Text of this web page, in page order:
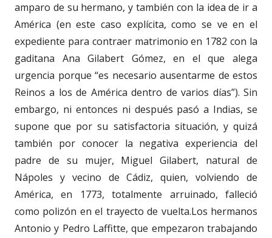
amparo de su hermano, y también con la idea de ir a
América (en este caso explícita, como se ve en el
expediente para contraer matrimonio en 1782 con la
gaditana Ana Gilabert Gómez, en el que alega
urgencia porque “es necesario ausentarme de estos
Reinos a los de América dentro de varios días”). Sin
embargo, ni entonces ni después pasó a Indias, se
supone que por su satisfactoria situación, y quizá
también por conocer la negativa experiencia del
padre de su mujer, Miguel Gilabert, natural de
Nápoles y vecino de Cádiz, quien, volviendo de
América, en 1773, totalmente arruinado, falleció
como polizón en el trayecto de vuelta.Los hermanos
Antonio y Pedro Laffitte, que empezaron trabajando